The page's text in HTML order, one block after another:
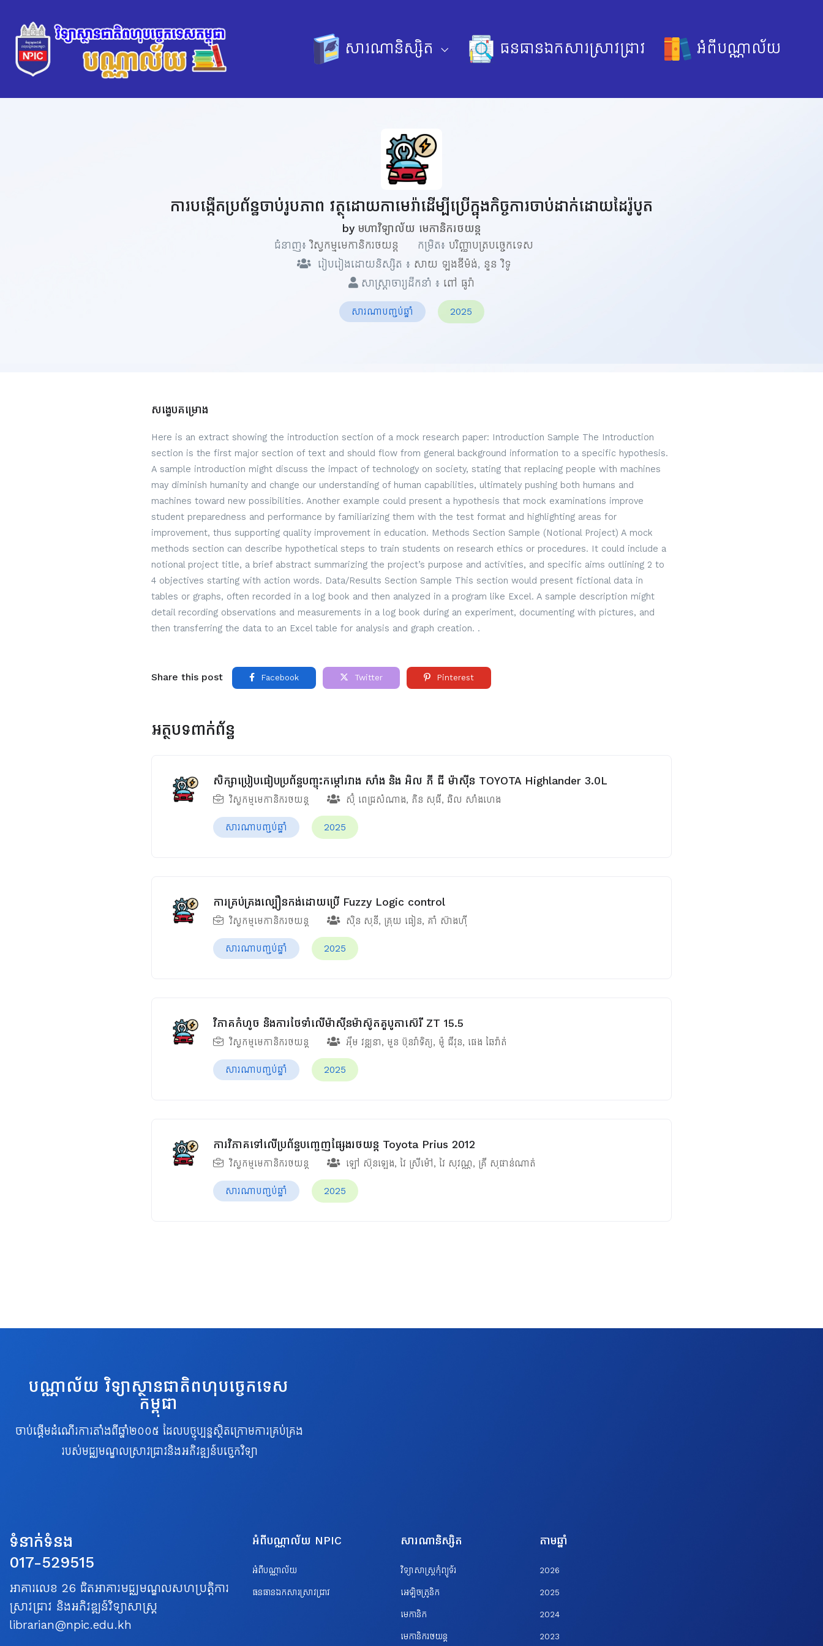
សារណានិស្សិត ធនធានឯកសារស្រាវជ្រាវ អំពីបណ្ណាល័យ
ការបង្កើតប្រព័ន្ធចាប់រូបភាព វត្ថុដោយកាមេរ៉ាដើម្បីប្រើក្នុងកិច្ចការចាប់ដាក់ដោយដៃរ៉ូបូត
by មហាវិទ្យាល័យ មេកានិករថយន្ត
ជំនាញ៖វិស្វកម្មមេកានិករថយន្ត កម្រិត៖ បរិញ្ញាបត្របច្ចេកទេស
រៀបរៀងដោយនិស្សិត ៖ សាយ ឡងឌីម៉ង់, នួន វិទូ
សាស្ត្រាចារ្យដឹកនាំ ៖ ពៅ ធូរ៉ា
សារណាបញ្ចប់ឆ្នាំ 2025
សង្ខេបគម្រោង
Here is an extract showing the introduction section of a mock research paper: Introduction Sample The Introduction
section is the first major section of text and should flow from general background information to a specific hypothesis.
A sample introduction might discuss the impact of technology on society, stating that replacing people with machines
may diminish humanity and change our understanding of human capabilities, ultimately pushing both humans and
machines toward new possibilities. Another example could present a hypothesis that mock examinations improve
student preparedness and performance by familiarizing them with the test format and highlighting areas for
improvement, thus supporting quality improvement in education. Methods Section Sample (Notional Project) A mock
methods section can describe hypothetical steps to train students on research ethics or procedures. It could include a
notional project title, a brief abstract summarizing the project’s purpose and activities, and specific aims outlining 2 to
4 objectives starting with action words. Data/Results Section Sample This section would present fictional data in
tables or graphs, often recorded in a log book and then analyzed in a program like Excel. A sample description might
detail recording observations and measurements in a log book during an experiment, documenting with pictures, and
then transferring the data to an Excel table for analysis and graph creation. .
Share this post Facebook Twitter Pinterest
អត្ថបទពាក់ព័ន្ធ
សិក្សាប្រៀបធៀបប្រព័ន្ធបញ្ចុះកម្ដៅរវាង សាំង និង អិល ភី ជី ម៉ាស៊ីន TOYOTA Highlander 3.0L
វិស្វកម្មមេកានិករថយន្ត ស៊ុំ ពេជ្រសំណាង, ភិន សុធី, ឆិល សាំងហេង
សារណាបញ្ចប់ឆ្នាំ 2025
ការគ្រប់គ្រងល្បឿនកង់ដោយប្រើ Fuzzy Logic control
វិស្វកម្មមេកានិករថយន្ត ស៊ិន សុនី, គ្រុយ ធៀន, គាំ ស៊ាងហ៊ី
សារណាបញ្ចប់ឆ្នាំ 2025
វិភាគកំហូច​ និងការថែទាំលើម៉ាស៊ីនម៉ាស៊ូតគួបូតាស៊េរី ZT 15.5
វិស្វកម្មមេកានិករថយន្ត អ៊ឹម វឌ្ឍនា, មួន ប៊ុនរ៉ាទិត្យ, ម៉ូ ជីវុន, ផេង ឆៃវ៉ាត់
សារណាបញ្ចប់ឆ្នាំ 2025
ការវិភាគទៅលើប្រព័ន្ធបញ្ចេញផ្សែងរថយន្ត Toyota Prius 2012
វិស្វកម្មមេកានិករថយន្ត ឡៅ ស៊ុនឡេង, វៃ ស្រីម៉ៅ, វៃ សុវណ្ណ, គ្រី សុផាន់ណាត់
សារណាបញ្ចប់ឆ្នាំ 2025
បណ្ណាល័យ វិទ្យាស្ថានជាតិពហុបច្ចេកទេស
កម្ពុជា
ចាប់ផ្តើមដំណើរការតាំងពីឆ្នាំ២០០៥ ដែលបច្ចុប្បន្នស្ថិតក្រោមការគ្រប់គ្រង
របស់មជ្ឈមណ្ឌលស្រាវជ្រាវនិងអភិវឌ្ឍន៍បច្ចេកវិទ្យា
ទំនាក់ទំនង
017-529515
អាគារលេខ 26 ជិតអាគារមជ្ឈមណ្ឌលសហប្រត្តិការ
ស្រាវជ្រាវ និងអភិវឌ្ឍន៍វិទ្យាសាស្ត្រ
librarian@npic.edu.kh
អំពីបណ្ណាល័យ NPIC
អំពីបណ្ណាល័យ
ធនធានឯកសារស្រាវជ្រាវ
សារណានិស្សិត
វិទ្យាសាស្ត្រកុំព្យូទ័រ
អេឡិចត្រូនិក
មេកានិក
មេកានិករថយន្ត
តាមឆ្នាំ
2026
2025
2024
2023